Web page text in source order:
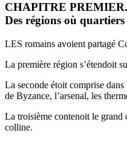
CHAPITRE PREMIER.
Des régions où
LES romains avoient partagé
La première région s’étendoit
La seconde étoit comprise
de Byzance, l’arsenal, les
La troisième contenoit le grand
colline.